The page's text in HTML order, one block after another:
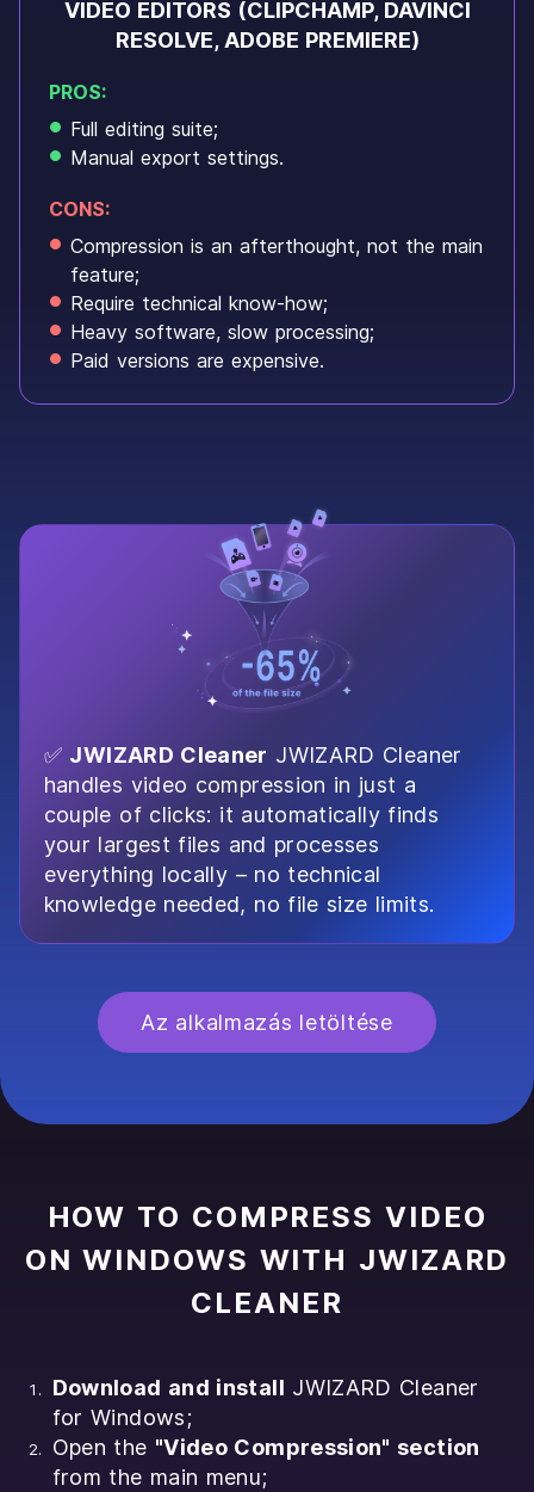
VIDEO EDITORS (CLIPCHAMP, DAVINCI
RESOLVE, ADOBE PREMIERE)
PROS:
Full editing suite;
Manual export settings.
CONS:
Compression is an afterthought, not the main
feature;
Require technical know-how;
Heavy software, slow processing;
Paid versions are expensive.
✅ JWIZARD Cleaner JWIZARD Cleaner
handles video compression in just a
couple of clicks: it automatically finds
your largest files and processes
everything locally – no technical
knowledge needed, no file size limits.
Az alkalmazás letöltése
HOW TO COMPRESS VIDEO
ON WINDOWS WITH JWIZARD
CLEANER
Download and install JWIZARD Cleaner
for Windows;
Open the "Video Compression" section
from the main menu;